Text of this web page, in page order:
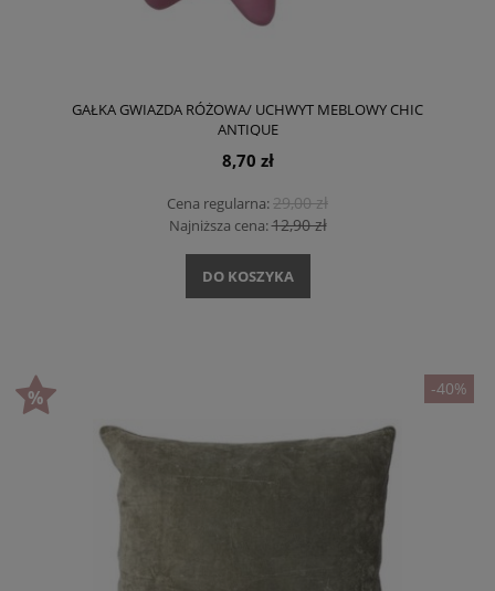
GAŁKA GWIAZDA RÓŻOWA/ UCHWYT MEBLOWY CHIC
ANTIQUE
8,70 zł
Cena regularna:29,00 zł
Najniższa cena:12,90 zł
DO KOSZYKA
-40%